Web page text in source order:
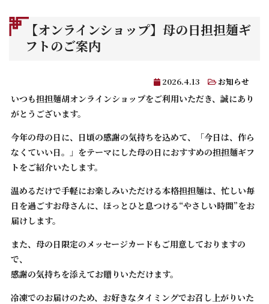
【オンラインショップ】母の日担担麺ギ
フトのご案内
2026.4.13 お知らせ
いつも担担麺胡オンラインショップをご利用いただき、誠にあり
がとうございます。
今年の母の日に、日頃の感謝の気持ちを込めて、「今日は、作ら
なくていい日。」をテーマにした母の日におすすめの担担麺ギフ
トをご紹介いたします。
温めるだけで手軽にお楽しみいただける本格担担麺は、忙しい毎
日を過ごすお母さんに、ほっとひと息つける“やさしい時間”をお
届けします。
また、母の日限定のメッセージカードもご用意しておりますの
で、
感謝の気持ちを添えてお贈りいただけます。
冷凍でのお届けのため、お好きなタイミングでお召し上がりいた